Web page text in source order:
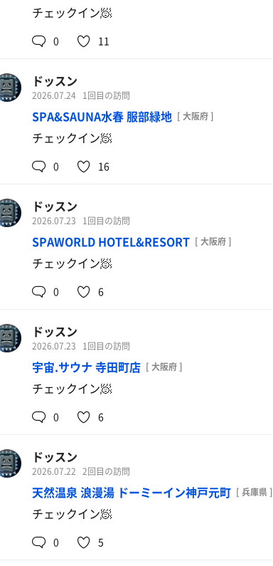
チェックイン🧖
0 11
ドッスン
2026.07.24 1回目の訪問
SPA&SAUNA水春 服部緑地 [ 大阪府 ]
チェックイン🧖
0 16
ドッスン
2026.07.23 1回目の訪問
SPAWORLD HOTEL&RESORT [ 大阪府 ]
チェックイン🧖
0 6
ドッスン
2026.07.23 1回目の訪問
宇宙.サウナ 寺田町店 [ 大阪府 ]
チェックイン🧖
0 6
ドッスン
2026.07.22 2回目の訪問
天然温泉 浪漫湯 ドーミーイン神戸元町 [ 兵庫県 ]
チェックイン🧖
0 5